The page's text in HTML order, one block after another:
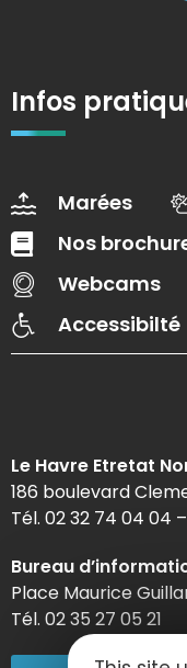
Infos
Marées
Nos
Webcams
Accessibilté
Le Havre Etretat
186 boulevard
Tél. 02 32 74 04 04 –
Bureau
Place Maurice
Tél. 02 35 27 05 21